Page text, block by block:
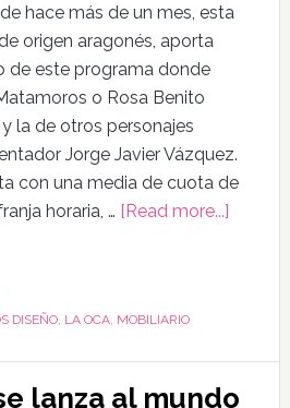
hace más de un mes, esta
origen aragonés, aporta
de este programa donde
o Rosa Benito
la de otros personajes
Jorge Javier Vázquez.
con una media de cuota de
horaria, … [Read more...]
DISEÑO, LA OCA, MOBILIARIO
lanza al mundo